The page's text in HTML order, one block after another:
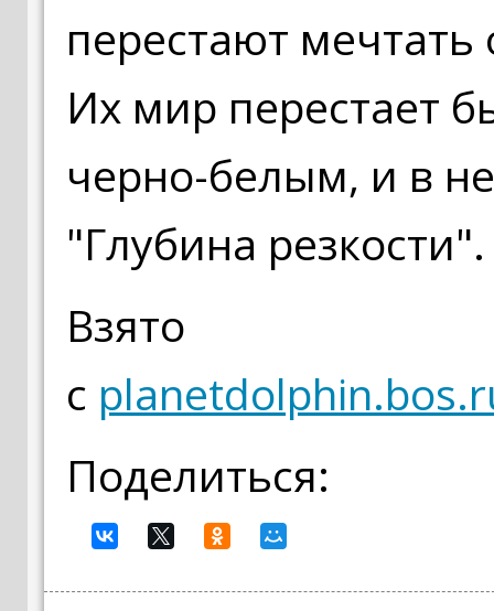
перестают мечтать
Их мир перестает
черно-белым, и в
"Глубина резкости".
Взято
с
Поделиться: